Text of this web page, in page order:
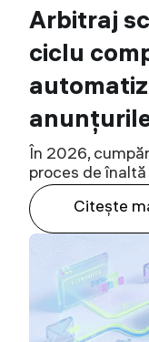
Arbitraj
ciclu
În 2026,
proces de
Citeşte